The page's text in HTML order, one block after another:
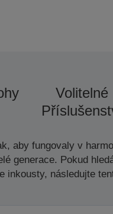
Volitelné
aby fungovaly v
generace. Pokud
inkousty, následujte